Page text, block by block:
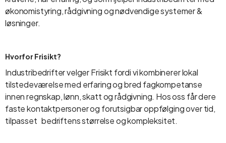
økonomistyring, rådgivning og nødvendige systemer &
løsninger.
Hvorfor Frisikt?
Industribedrifter velger Frisikt fordi vi kombinerer lokal
tilstedeværelse med erfaring og bred fagkompetanse
innen regnskap, lønn, skatt og rådgivning. Hos oss får dere
faste kontaktpersoner og forutsigbar oppfølging over tid,
tilpasset bedriftens størrelse og kompleksitet.